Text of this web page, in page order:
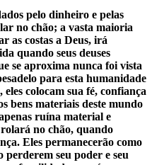
pelo dinheiro e pelas
no chão; a vasta maioria
as costas a Deus, irá
quando seus deuses
se aproxima nunca foi vista
para esta humanidade
colocam sua fé, confiança
bens materiais deste mundo
ruína material e
no chão, quando
Eles permanecerão como
perderem seu poder e seu